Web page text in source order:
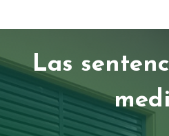
Las